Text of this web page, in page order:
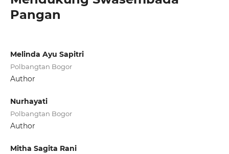
Pangan
Melinda Ayu Sapitri
Polbangtan Bogor
Author
Nurhayati
Polbangtan Bogor
Author
Mitha Sagita Rani